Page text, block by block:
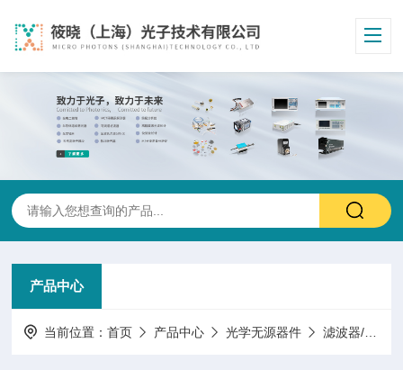
产品中心
当前位置：首页 产品中心 光学无源器件 滤波器/标准具